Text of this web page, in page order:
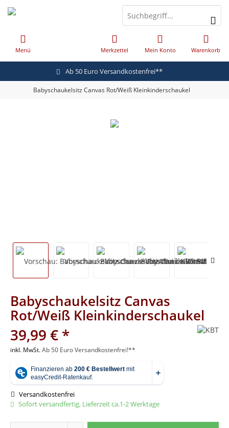
Ab 50 Euro Versandkostenfrei**
Menü Warenkorb
Merkzettel Mein Konto
Babyschaukelsitz Canvas Rot/Weiß Kleinkinderschaukel
Babyschaukelsitz Canvas
Rot/Weiß Kleinkinderschaukel
39,99 € *
inkl. MwSt.Ab 50 Euro Versandkostenfrei!**
Versandkostenfrei
Sofort versandfertig, Lieferzeit ca.1-2 Werktage